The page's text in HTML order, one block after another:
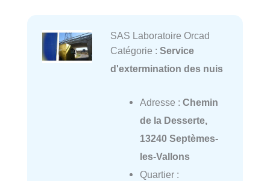
SAS Laboratoire Orcad
Catégorie : Service
d'extermination des nuis
Adresse : Chemin
de la Desserte,
13240 Septèmes-
les-Vallons
Quartier :